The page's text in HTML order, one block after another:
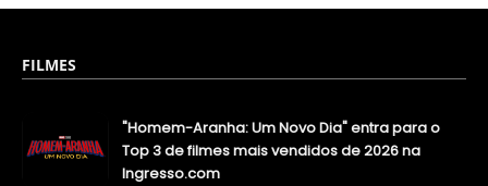
FILMES
"Homem-Aranha: Um Novo Dia" entra para o
Top 3 de filmes mais vendidos de 2026 na
Ingresso.com